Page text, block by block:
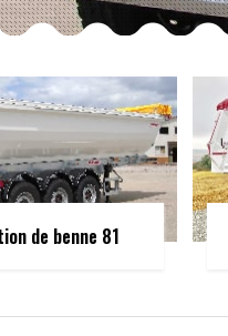
de benne 81